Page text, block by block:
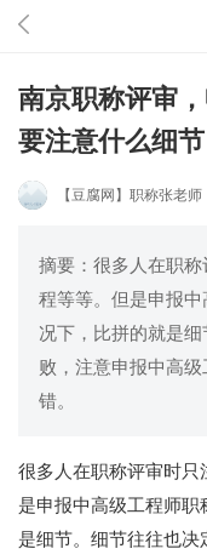
南京职称评审
要注意什么细节
【豆腐网】职称张老师
摘要：很多人在职
程等等。但是申报
况下，比拼的就是
败，注意申报中高
错。
很多人在职称评审时只
是申报中高级工程师
是细节。细节往往也